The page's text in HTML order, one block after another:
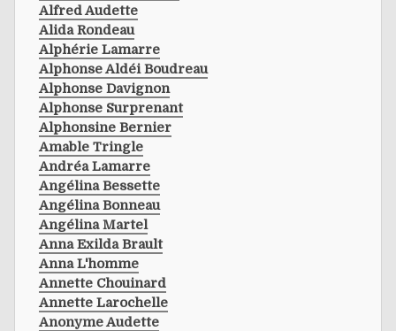
Alfred Audette
Alida Rondeau
Alphérie Lamarre
Alphonse Aldéi Boudreau
Alphonse Davignon
Alphonse Surprenant
Alphonsine Bernier
Amable Tringle
Andréa Lamarre
Angélina Bessette
Angélina Bonneau
Angélina Martel
Anna Exilda Brault
Anna L'homme
Annette Chouinard
Annette Larochelle
Anonyme Audette